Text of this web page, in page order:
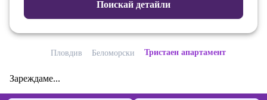
Поискай детайли
Пловдив Беломорски Тристаен апартамент
Зареждаме...